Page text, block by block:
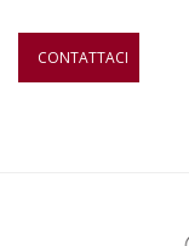
CONTATTACI